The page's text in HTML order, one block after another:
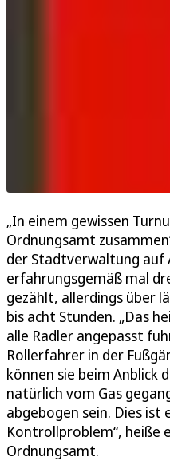
„In einem gewissen
Ordnungsamt
der Stadtverwaltung auf
erfahrungsgemäß mal
gezählt, allerdings über
bis acht Stunden. „Das
alle Radler angepasst
Rollerfahrer in der
können sie beim Anblick
natürlich vom Gas
abgebogen sein. Dies ist
Kontrollproblem“, heiße
Ordnungsamt.